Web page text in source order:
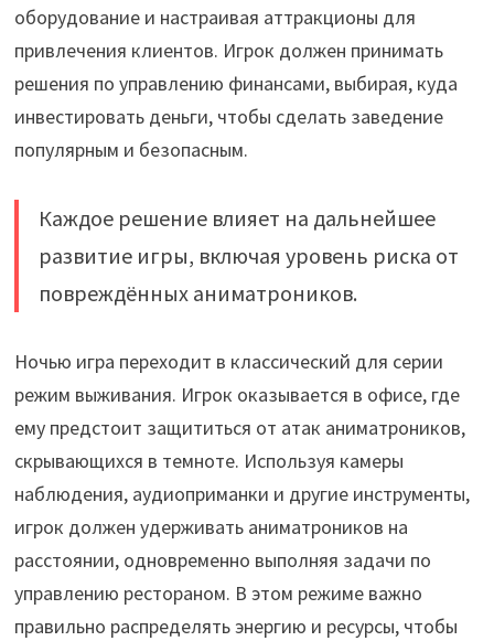
оборудование и настраивая аттракционы для
привлечения клиентов. Игрок должен принимать
решения по управлению финансами, выбирая, куда
инвестировать деньги, чтобы сделать заведение
популярным и безопасным.
Каждое решение влияет на дальнейшее
развитие игры, включая уровень риска от
повреждённых аниматроников.
Ночью игра переходит в классический для серии
режим выживания. Игрок оказывается в офисе, где
ему предстоит защититься от атак аниматроников,
скрывающихся в темноте. Используя камеры
наблюдения, аудиоприманки и другие инструменты,
игрок должен удерживать аниматроников на
расстоянии, одновременно выполняя задачи по
управлению рестораном. В этом режиме важно
правильно распределять энергию и ресурсы, чтобы